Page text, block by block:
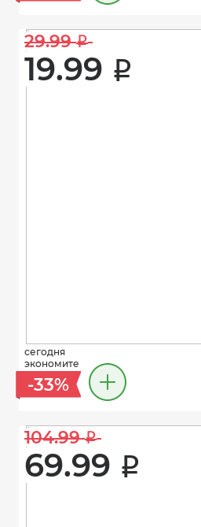
29.99 i
19.99 i
сегодня
экономите
-33%
104.99 i
69.99 i